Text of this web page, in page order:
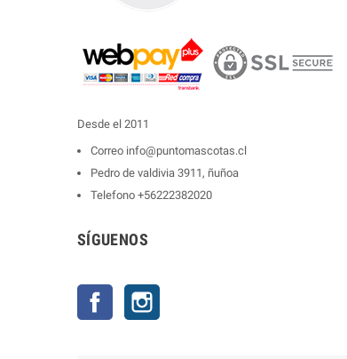
Desde el 2011
Correo info@puntomascotas.cl
Pedro de valdivia 3911, ñuñoa
Telefono +56222382020
SÍGUENOS
Facebook